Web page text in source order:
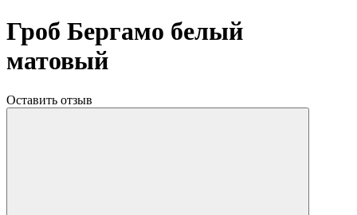
Гроб Бергамо белый
матовый
Оставить отзыв